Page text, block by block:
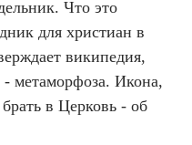
Что это
для христиан в
википедия,
- метаморфоза. Икона,
в Церковь - об